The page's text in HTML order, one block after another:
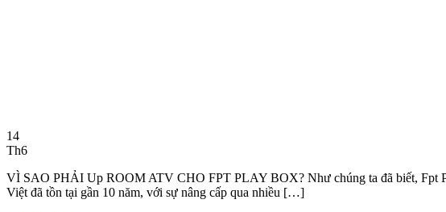
14
Th6
VÌ SAO PHẢI Up ROOM ATV CHO FPT PLAY BOX? Như chúng ta đã biết, Fpt
Việt đã tồn tại gần 10 năm, với sự nâng cấp qua nhiều […]